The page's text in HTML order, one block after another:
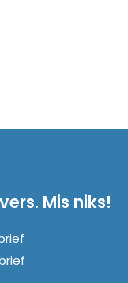
Mis niks!